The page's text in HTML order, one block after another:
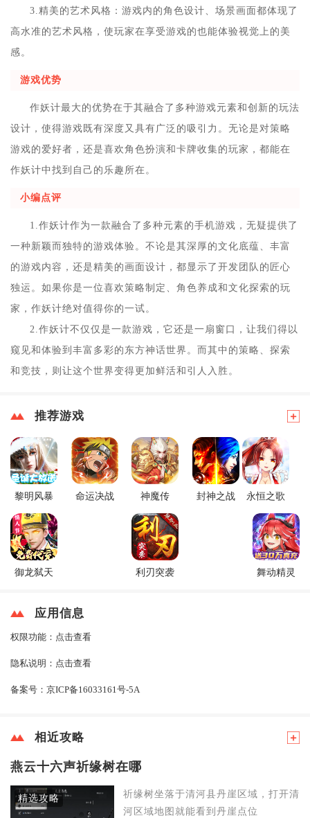
3.精美的艺术风格：游戏内的角色设计、场景画面都体现了
高水准的艺术风格，使玩家在享受游戏的也能体验视觉上的美
感。
游戏优势
作妖计最大的优势在于其融合了多种游戏元素和创新的玩法
设计，使得游戏既有深度又具有广泛的吸引力。无论是对策略
游戏的爱好者，还是喜欢角色扮演和卡牌收集的玩家，都能在
作妖计中找到自己的乐趣所在。
小编点评
1.作妖计作为一款融合了多种元素的手机游戏，无疑提供了
一种新颖而独特的游戏体验。不论是其深厚的文化底蕴、丰富
的游戏内容，还是精美的画面设计，都显示了开发团队的匠心
独运。如果你是一位喜欢策略制定、角色养成和文化探索的玩
家，作妖计绝对值得你的一试。
2.作妖计不仅仅是一款游戏，它还是一扇窗口，让我们得以
窥见和体验到丰富多彩的东方神话世界。而其中的策略、探索
和竞技，则让这个世界变得更加鲜活和引人入胜。
推荐游戏
黎明风暴 命运决战 神魔传 封神之战 永恒之歌
御龙弑天 利刃突袭 舞动精灵
应用信息
权限功能： 点击查看
隐私说明： 点击查看
备案号： 京ICP备16033161号-5A
相近攻略
燕云十六声祈缘树在哪
精选攻略
祈缘树坐落于清河县丹崖区域，打开清
河区域地图就能看到丹崖点位